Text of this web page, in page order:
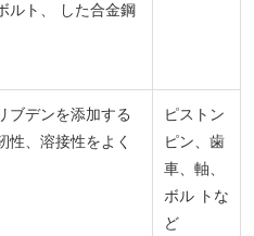
ルト、 した合金鋼
ブデンを添加する
性、溶接性をよく
ピストン
ピン、歯
車、軸、
ボル トな
ど